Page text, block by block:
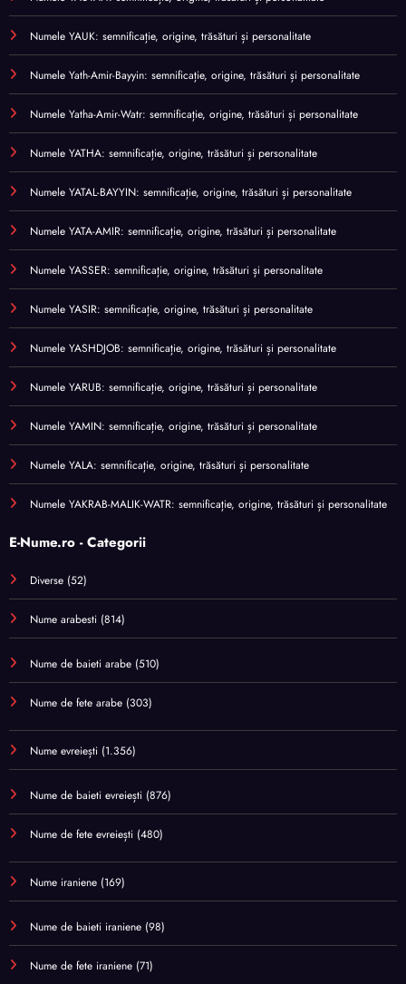
Numele YAUK: semnificație, origine, trăsături și personalitate
Numele Yath-Amir-Bayyin: semnificație, origine, trăsături și personalitate
Numele Yatha-Amir-Watr: semnificație, origine, trăsături și personalitate
Numele YATHA: semnificație, origine, trăsături și personalitate
Numele YATAL-BAYYIN: semnificație, origine, trăsături și personalitate
Numele YATA-AMIR: semnificație, origine, trăsături și personalitate
Numele YASSER: semnificație, origine, trăsături și personalitate
Numele YASIR: semnificație, origine, trăsături și personalitate
Numele YASHDJOB: semnificație, origine, trăsături și personalitate
Numele YARUB: semnificație, origine, trăsături și personalitate
Numele YAMIN: semnificație, origine, trăsături și personalitate
Numele YALA: semnificație, origine, trăsături și personalitate
Numele YAKRAB-MALIK-WATR: semnificație, origine, trăsături și personalitate
E-Nume.ro - Categorii
Diverse (52)
Nume arabesti (814)
Nume de baieti arabe (510)
Nume de fete arabe (303)
Nume evreiești (1.356)
Nume de baieti evreiești (876)
Nume de fete evreiești (480)
Nume iraniene (169)
Nume de baieti iraniene (98)
Nume de fete iraniene (71)